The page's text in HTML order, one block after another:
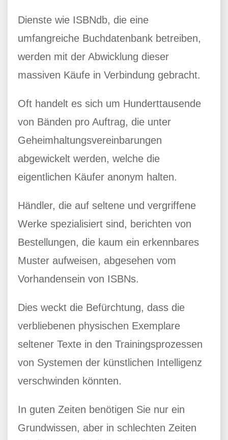
Dienste wie ISBNdb, die eine
umfangreiche Buchdatenbank betreiben,
werden mit der Abwicklung dieser
massiven Käufe in Verbindung gebracht.
Oft handelt es sich um Hunderttausende
von Bänden pro Auftrag, die unter
Geheimhaltungsvereinbarungen
abgewickelt werden, welche die
eigentlichen Käufer anonym halten.
Händler, die auf seltene und vergriffene
Werke spezialisiert sind, berichten von
Bestellungen, die kaum ein erkennbares
Muster aufweisen, abgesehen vom
Vorhandensein von ISBNs.
Dies weckt die Befürchtung, dass die
verbliebenen physischen Exemplare
seltener Texte in den Trainingsprozessen
von Systemen der künstlichen Intelligenz
verschwinden könnten.
In guten Zeiten benötigen Sie nur ein
Grundwissen, aber in schlechten Zeiten